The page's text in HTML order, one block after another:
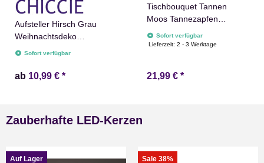
Aufsteller Hirsch Grau
Weihnachtsdeko
Dekofiguren
Sofort verfügbar
ab 10,99 € *
Tischbouquet Tannen
Moos Tannezapfen
8x31x28cm
Weihnachtsdeko
Sofort verfügbar
Lieferzeit:2 - 3 Werktage
21,99 € *
Zauberhafte LED-Kerzen
Auf Lager Sale 38%